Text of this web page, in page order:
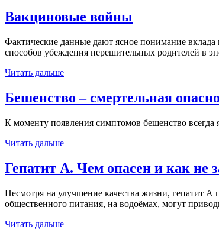
Вакциновые войны
Фактические данные дают ясное понимание вклада
способов убеждения нерешительных родителей в
Читать дальше
Бешенство – смертельная
К моменту появления симптомов бешенство всегда
Читать дальше
Гепатит А. Чем опасен и как не
Несмотря на улучшение качества жизни, гепатит А
общественного питания, на водоёмах, могут
Читать дальше